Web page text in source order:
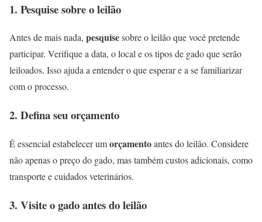
1. Pesquise sobre o leilão
Antes de mais nada, pesquisesobre o leilão que você pretende
participar. Verifique a data, o local e os tipos de gado que serão
leiloados. Isso ajuda a entender o que esperar e a se familiarizar
com o processo.
2. Defina seu orçamento
É essencial estabelecer umorçamentoantes do leilão. Considere
não apenas o preço do gado, mas também custos adicionais, como
transporte e cuidados veterinários.
3. Visite o gado antes do leilão